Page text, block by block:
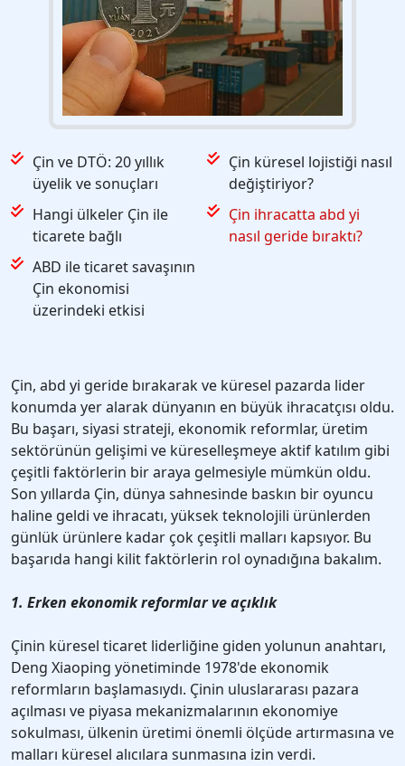
Çin ve DTÖ: 20 yıllık
üyelik ve sonuçları
Çin küresel lojistiği nasıl
değiştiriyor?
Hangi ülkeler Çin ile
ticarete bağlı
Çin ihracatta abd yi
nasıl geride bıraktı?
ABD ile ticaret savaşının
Çin ekonomisi
üzerindeki etkisi
Çin, abd yi geride bırakarak ve küresel pazarda lider
konumda yer alarak dünyanın en büyük ihracatçısı oldu.
Bu başarı, siyasi strateji, ekonomik reformlar, üretim
sektörünün gelişimi ve küreselleşmeye aktif katılım gibi
çeşitli faktörlerin bir araya gelmesiyle mümkün oldu.
Son yıllarda Çin, dünya sahnesinde baskın bir oyuncu
haline geldi ve ihracatı, yüksek teknolojili ürünlerden
günlük ürünlere kadar çok çeşitli malları kapsıyor. Bu
başarıda hangi kilit faktörlerin rol oynadığına bakalım.
1. Erken ekonomik reformlar ve açıklık
Çinin küresel ticaret liderliğine giden yolunun anahtarı,
Deng Xiaoping yönetiminde 1978'de ekonomik
reformların başlamasıydı. Çinin uluslararası pazara
açılması ve piyasa mekanizmalarının ekonomiye
sokulması, ülkenin üretimi önemli ölçüde artırmasına ve
malları küresel alıcılara sunmasına izin verdi.